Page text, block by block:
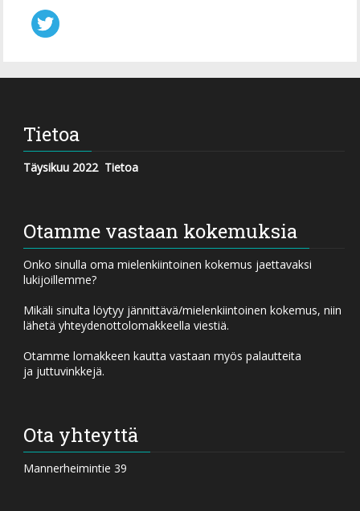
Tietoa
Täysikuu 2022 Tietoa
Otamme vastaan kokemuksia
Onko sinulla oma mielenkiintoinen kokemus jaettavaksi
lukijoillemme?
Mikäli sinulta löytyy jännittävä/mielenkiintoinen kokemus, niin
lähetä yhteydenottolomakkeella viestiä.
Otamme lomakkeen kautta vastaan myös palautteita
ja juttuvinkkejä.
Ota yhteyttä
Mannerheimintie 39